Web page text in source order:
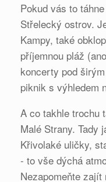
Pokud vás to
Střelecký ostrov.
Kampy, také
příjemnou pláž
koncerty pod
piknik s výhledem
A co takhle trochu
Malé Strany. Tady
Křivolaké uličky,
- to vše dýchá
Nezapomeňte